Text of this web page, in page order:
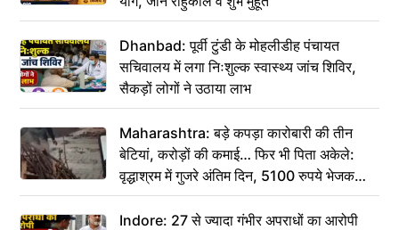
Dhanbad: पूर्वी टुंडी के मोहलीडीह पंचायत
सचिवालय में लगा निःशुल्क स्वास्थ्य जांच शिविर,
सैकड़ों लोगों ने उठाया लाभ
Maharashtra: बड़े कपड़ा कारोबारी की तीन
बेटियां, करोड़ों की कमाई… फिर भी पिता अकेले:
वृद्धाश्रम में गुजरे अंतिम दिन, 5100 रुपये भेजकर
कहा– अंतिम संस्कार कर दीजिए हम नहीं आ पाएंगे
Indore: 27 से ज्यादा गंभीर अपराधों का आरोपी